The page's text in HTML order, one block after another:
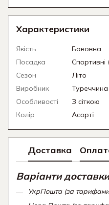
Характеристики
Якість
Бавовна
Посадка
Спортивні
Сезон
Літо
Виробник
Туреччина
Особливості
З сіткою
Колір
Асорті
Доставка
Варіанти доставки
УкрПошта (за